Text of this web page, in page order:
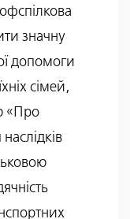
значну
допомоги
сімей,
«Про